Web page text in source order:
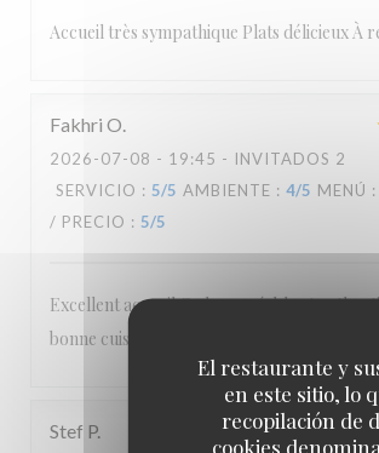
El restaurante y
en este sitio, lo
recopilación de
cookies
Accueil très sympathique Plats délicieux À
Fakhri O
2026-07-08 - 19:45 - INVITADOS 2
SERVICIO : 5/5 AMBIENTE : 4/5 MENÚ :
/ PRECIO : 5/5
Excellent accueil Cadre agréable et
bonne cuisine Personnel attentionné et
Stef P